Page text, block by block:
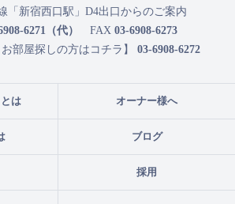
は オーナー様へ
ブログ
採用
「新宿西口駅」D4出口からのご案内
6271（代） FAX 03-6908-6273
屋探しの方はコチラ】 03-6908-6272